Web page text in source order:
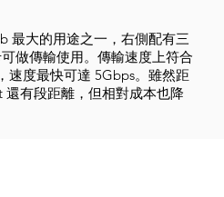
最大的用途之一，右側配有三
做傳輸使用。傳輸速度上符合
速度最快可達 5Gbps。雖然距
有段距離，但相對成本也降